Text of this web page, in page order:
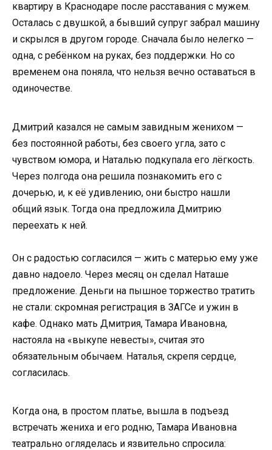
квартиру в Краснодаре после расставания с мужем.
Осталась с двушкой, а бывший супруг забрал машину
и скрылся в другом городе. Сначала было нелегко —
одна, с ребёнком на руках, без поддержки. Но со
временем она поняла, что нельзя вечно оставаться в
одиночестве.
Дмитрий казался не самым завидным женихом —
без постоянной работы, без своего угла, зато с
чувством юмора, и Наталью подкупала его лёгкость.
Через полгода она решила познакомить его с
дочерью, и, к её удивлению, они быстро нашли
общий язык. Тогда она предложила Дмитрию
переехать к ней.
Он с радостью согласился — жить с матерью ему уже
давно надоело. Через месяц он сделал Наташе
предложение. Деньги на пышное торжество тратить
не стали: скромная регистрация в ЗАГСе и ужин в
кафе. Однако мать Дмитрия, Тамара Ивановна,
настояла на «выкупе невесты», считая это
обязательным обычаем. Наталья, скрепя сердце,
согласилась.
Когда она, в простом платье, вышла в подъезд
встречать жениха и его родню, Тамара Ивановна
театрально огляделась и язвительно спросила: